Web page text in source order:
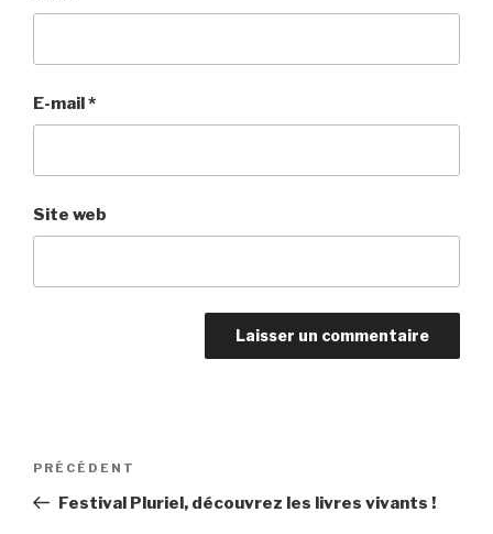
E-mail*
Site web
Navigation
Article
précédent
PRÉCÉDENT
Festival Pluriel, découvrez les livres vivants !